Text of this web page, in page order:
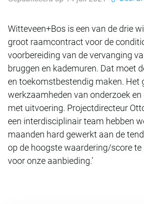
Witteveen+Bos is een van de drie
groot raamcontract voor de
voorbereiding van de vervanging
bruggen en kademuren. Dat moet
en toekomstbestendig maken. Het
werkzaamheden van onderzoek
met uitvoering. Projectdirecteur
een interdisciplinair team hebben
maanden hard gewerkt aan de
op de hoogste waardering/score te
voor onze aanbieding.’